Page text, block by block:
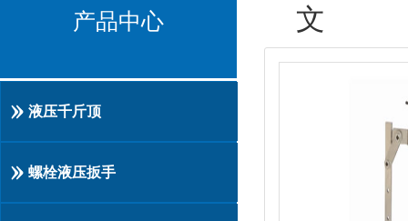
产品中心
液压千斤顶
螺栓液压扳手
文